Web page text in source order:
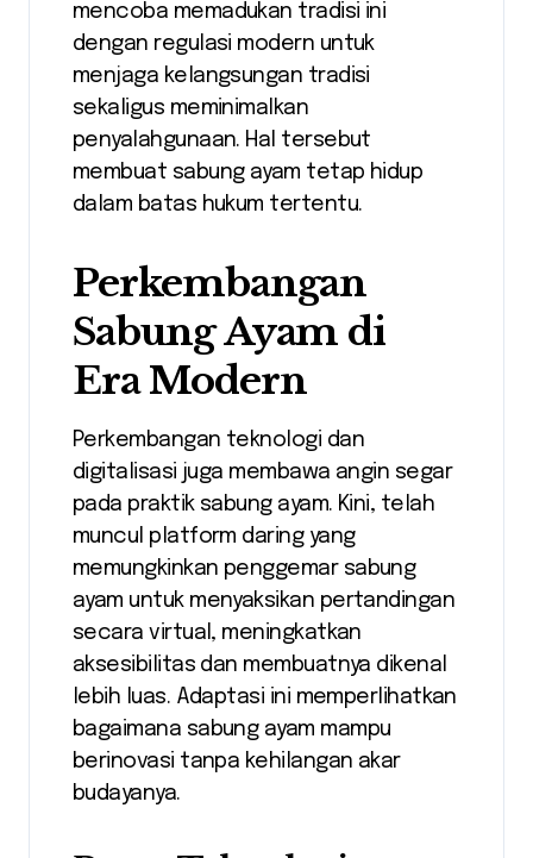
mencoba memadukan tradisi ini
dengan regulasi modern untuk
menjaga kelangsungan tradisi
sekaligus meminimalkan
penyalahgunaan. Hal tersebut
membuat sabung ayam tetap hidup
dalam batas hukum tertentu.
Perkembangan
Sabung Ayam di
Era Modern
Perkembangan teknologi dan
digitalisasi juga membawa angin segar
pada praktik sabung ayam. Kini, telah
muncul platform daring yang
memungkinkan penggemar sabung
ayam untuk menyaksikan pertandingan
secara virtual, meningkatkan
aksesibilitas dan membuatnya dikenal
lebih luas. Adaptasi ini memperlihatkan
bagaimana sabung ayam mampu
berinovasi tanpa kehilangan akar
budayanya.